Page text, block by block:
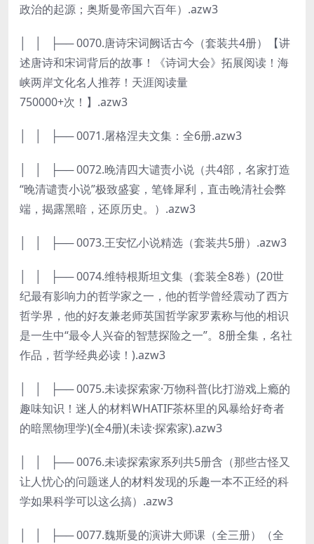
政治的起源；奥斯曼帝国六百年）.azw3
│ │ ├── 0070.唐诗宋词阙话古今（套装共4册）【讲
述唐诗和宋词背后的故事！《诗词大会》拓展阅读！海
峡两岸文化名人推荐！天涯阅读量
750000+次！】.azw3
│ │ ├── 0071.屠格涅夫文集：全6册.azw3
│ │ ├── 0072.晚清四大谴责小说（共4部，名家打造
“晚清谴责小说”极致盛宴，笔锋犀利，直击晚清社会弊
端，揭露黑暗，还原历史。）.azw3
│ │ ├── 0073.王安忆小说精选（套装共5册）.azw3
│ │ ├── 0074.维特根斯坦文集（套装全8卷）(20世
纪最有影响力的哲学家之一，他的哲学曾经震动了西方
哲学界，他的好友兼老师英国哲学家罗素称与他的相识
是一生中“最令人兴奋的智慧探险之一”。8册全集，名社
作品，哲学经典必读！).azw3
│ │ ├── 0075.未读探索家·万物科普(比打游戏上瘾的
趣味知识！迷人的材料WHATIF茶杯里的风暴给好奇者
的暗黑物理学)(全4册)(未读·探索家).azw3
│ │ ├── 0076.未读探索家系列共5册含（那些古怪又
让人忧心的问题迷人的材料发现的乐趣一本不正经的科
学如果科学可以这么搞）.azw3
│ │ ├── 0077.魏斯曼的演讲大师课（全三册）（全